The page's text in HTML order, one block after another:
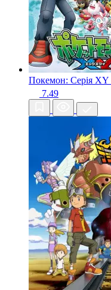
Покемон: Серія XY
7.49